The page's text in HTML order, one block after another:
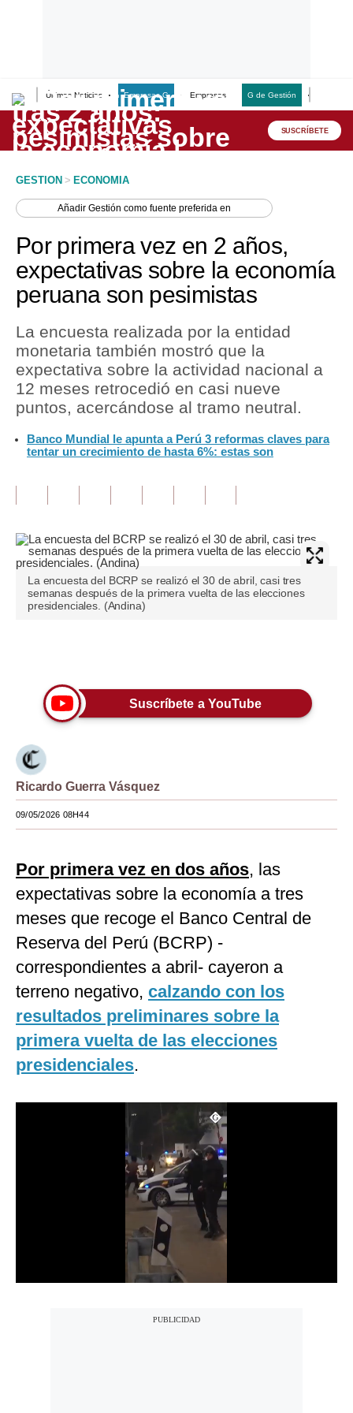
Últimas Noticias Empresas G Empresas G de Gestión
Lo último
Peru Quiosco
Economía
Mercados
Política
Tu Dinero
Finanzas Personales
Inmobiliarias
Opinión
Editorial
Pregunta de hoy
Blogs
Viajes
Estilos
Mundo
España
Internacional
Tecnología
Mix
G de Gestión
Notas Contratadas
SUSCRÍBETE
GESTION > ECONOMIA
AñadirGestión como fuente preferida en
Por primera vez en 2 años,
expectativas sobre la economía
peruana son pesimistas
La encuesta realizada por la entidad
monetaria también mostró que la
expectativa sobre la actividad nacional a
12 meses retrocedió en casi nueve
puntos, acercándose al tramo neutral.
Banco Mundial le apunta a Perú 3 reformas claves para
tentar un crecimiento de hasta 6%: estas son
La encuesta del BCRP se realizó el 30 de abril, casi tres
semanas después de la primera vuelta de las elecciones
presidenciales. (Andina)
Suscríbete a YouTube
Ricardo Guerra Vásquez
09/05/2026 08H44
Por primera vez en dos años, las
expectativas sobre la economía a tres
meses que recoge el Banco Central de
Reserva del Perú (BCRP) -
correspondientes a abril- cayeron a
terreno negativo, calzando con los
resultados preliminares sobre la
primera vuelta de las elecciones
presidenciales.